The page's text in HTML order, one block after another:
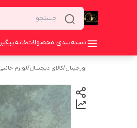
دسته‌بندی محصولاتخانه
اورجینال/کالای دیجیتال/لوازم